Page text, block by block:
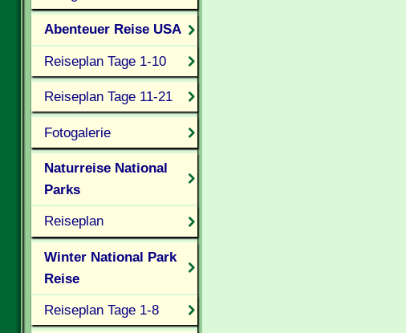
Abenteuer Reise USA
Reiseplan Tage 1-10
Reiseplan Tage 11-21
Fotogalerie
Naturreise National
Parks
Reiseplan
Winter National Park
Reise
Reiseplan Tage 1-8